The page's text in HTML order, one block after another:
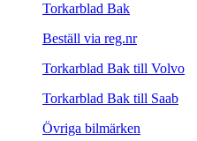
Torkarblad Bak
Beställ via reg.nr
Torkarblad Bak till Volvo
Torkarblad Bak till Saab
Övriga bilmärken